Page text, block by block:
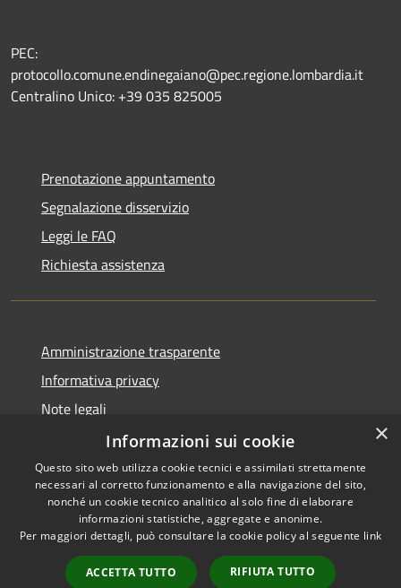
PEC:
protocollo.comune.endinegaiano@pec.regione.lombardia.it
Centralino Unico: +39 035 825005
Prenotazione appuntamento
Segnalazione disservizio
Leggi le FAQ
Richiesta assistenza
Amministrazione trasparente
Informativa privacy
Note legali
Dichiarazione di accessibilità
RSS
Accessibilità
Copyright © 2026 • Comune di
Endine Gaiano • Powered by
Municipium•
Accesso
×
Informazioni sui cookie
Questo sito web utilizza cookie tecnici e assimilati strettamente
necessari al corretto funzionamento e alla navigazione del sito,
nonché un cookie tecnico analitico al solo fine di elaborare
informazioni statistiche, aggregate e anonime.
Per maggiori dettagli, può consultare la cookie policy al seguente link
ACCETTA TUTTO RIFIUTA TUTTO